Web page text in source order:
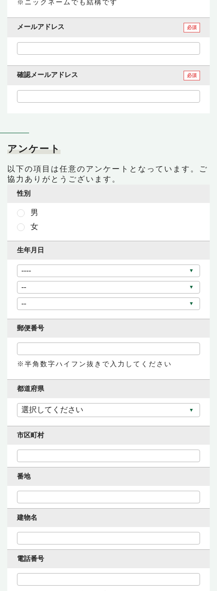
ニックネームでも結構です
メールアドレス 必須
確認メールアドレス 必須
アンケート
以下の項目は任意のアンケートとなっています。ご
協力ありがとうございます。
性別
男
女
生年月日
郵便番号
半角数字ハイフン抜きで入力してください
都道府県
市区町村
番地
建物名
電話番号